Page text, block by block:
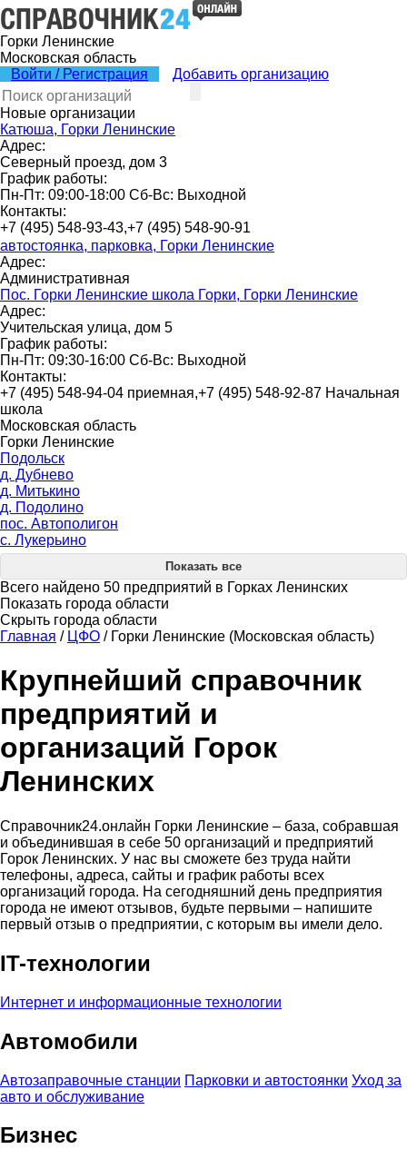
Горки Ленинские
Московская область
Войти / Регистрация
Добавить организацию
Новые организации
Катюша, Горки Ленинские
Адрес:
Северный проезд, дом 3
График работы:
Пн-Пт: 09:00-18:00 Сб-Вс: Выходной
Контакты:
+7 (495) 548-93-43,+7 (495) 548-90-91
автостоянка, парковка, Горки Ленинские
Адрес:
Административная
Пос. Горки Ленинские школа Горки, Горки Ленинские
Адрес:
Учительская улица, дом 5
График работы:
Пн-Пт: 09:30-16:00 Сб-Вс: Выходной
Контакты:
+7 (495) 548-94-04 приемная,+7 (495) 548-92-87 Начальная
школа
Московская область
Горки Ленинские
Подольск
д. Дубнево
д. Митькино
д. Подолино
пос. Автополигон
с. Лукерьино
Показать все
Всего найдено 50 предприятий в Горках Ленинских
Показать города области
Скрыть города области
Главная / ЦФО / Горки Ленинские (Московская область)
Крупнейший справочник
предприятий и
организаций Горок
Ленинских
Справочник24.онлайн Горки Ленинские – база, собравшая
и объединившая в себе 50 организаций и предприятий
Горок Ленинских. У нас вы сможете без труда найти
телефоны, адреса, сайты и график работы всех
организаций города. На сегодняшний день предприятия
города не имеют отзывов, будьте первыми – напишите
первый отзыв о предприятии, с которым вы имели дело.
IT-технологии
Интернет и информационные технологии
Автомобили
Автозаправочные станции Парковки и автостоянки Уход за
авто и обслуживание
Бизнес